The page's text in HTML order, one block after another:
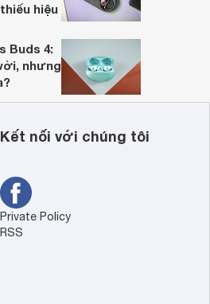
hiệu
Buds 4:
nhưng
Kết nối với chúng tôi
Private Policy
RSS